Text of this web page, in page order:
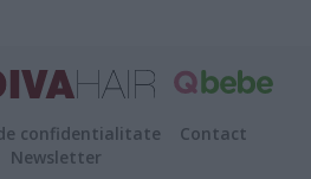
confidentialitate
Contact
Newsletter